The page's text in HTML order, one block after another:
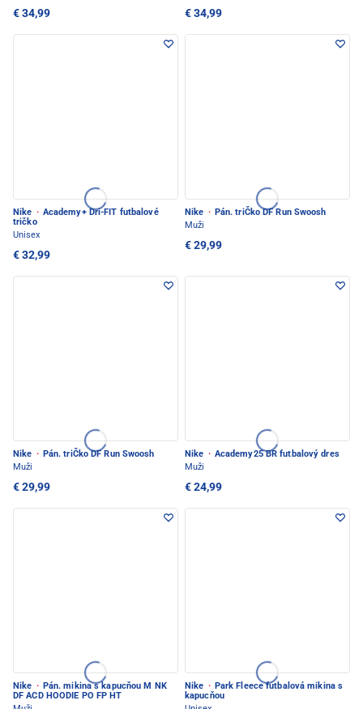
€ 34,99 € 34,99
Nike · Academy+ Dri-FIT futbalové
tričko
Unisex
€ 32,99
Nike · Pán. triČko DF Run Swoosh
Muži
€ 29,99
Nike · Pán. triČko DF Run Swoosh
Muži
€ 29,99
Nike · Academy25 BR futbalový dres
Muži
€ 24,99
Nike · Pán. mikina s kapucňou M NK
DF ACD HOODIE PO FP HT
Nike · Park Fleece futbalová mikina s
kapucňou